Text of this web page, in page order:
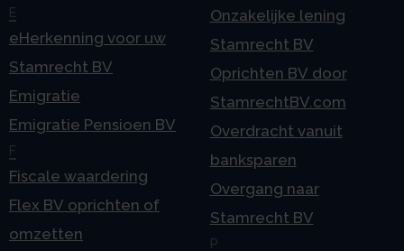
E
eHerkenning voor uw
Stamrecht BV
Emigratie
Emigratie Pensioen BV
F
Fiscale waardering
Flex BV oprichten of
omzetten
Onzakelijke lening
Stamrecht BV
Oprichten BV door
StamrechtBV.com
Overdracht vanuit
banksparen
Overgang naar
Stamrecht BV
P